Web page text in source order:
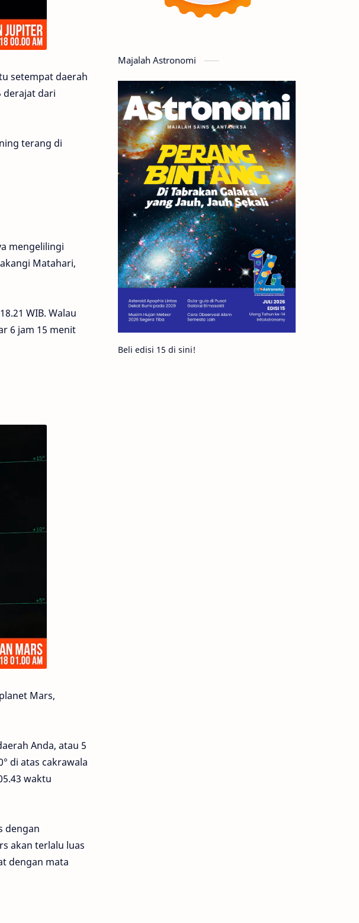
setempat daerah
derajat dari
terang di
mengelilingi
Matahari,
WIB. Walau
6 jam 15 menit
Mars,
Anda, atau 5
di atas cakrawala
waktu
dengan
akan terlalu luas
dengan mata
Satelit
Aurora Supernova
Nebula Sponsored
Matahari Featured
Mars Planet Katai
GMT 2016 History
Hoax Bima Sakti
Meteor Gerhana
Komet ISON Jupiter
Planet Kerdil Bumi
Pengetahuan Berita
Majalah Astronomi
Beli edisi 15 di sini!